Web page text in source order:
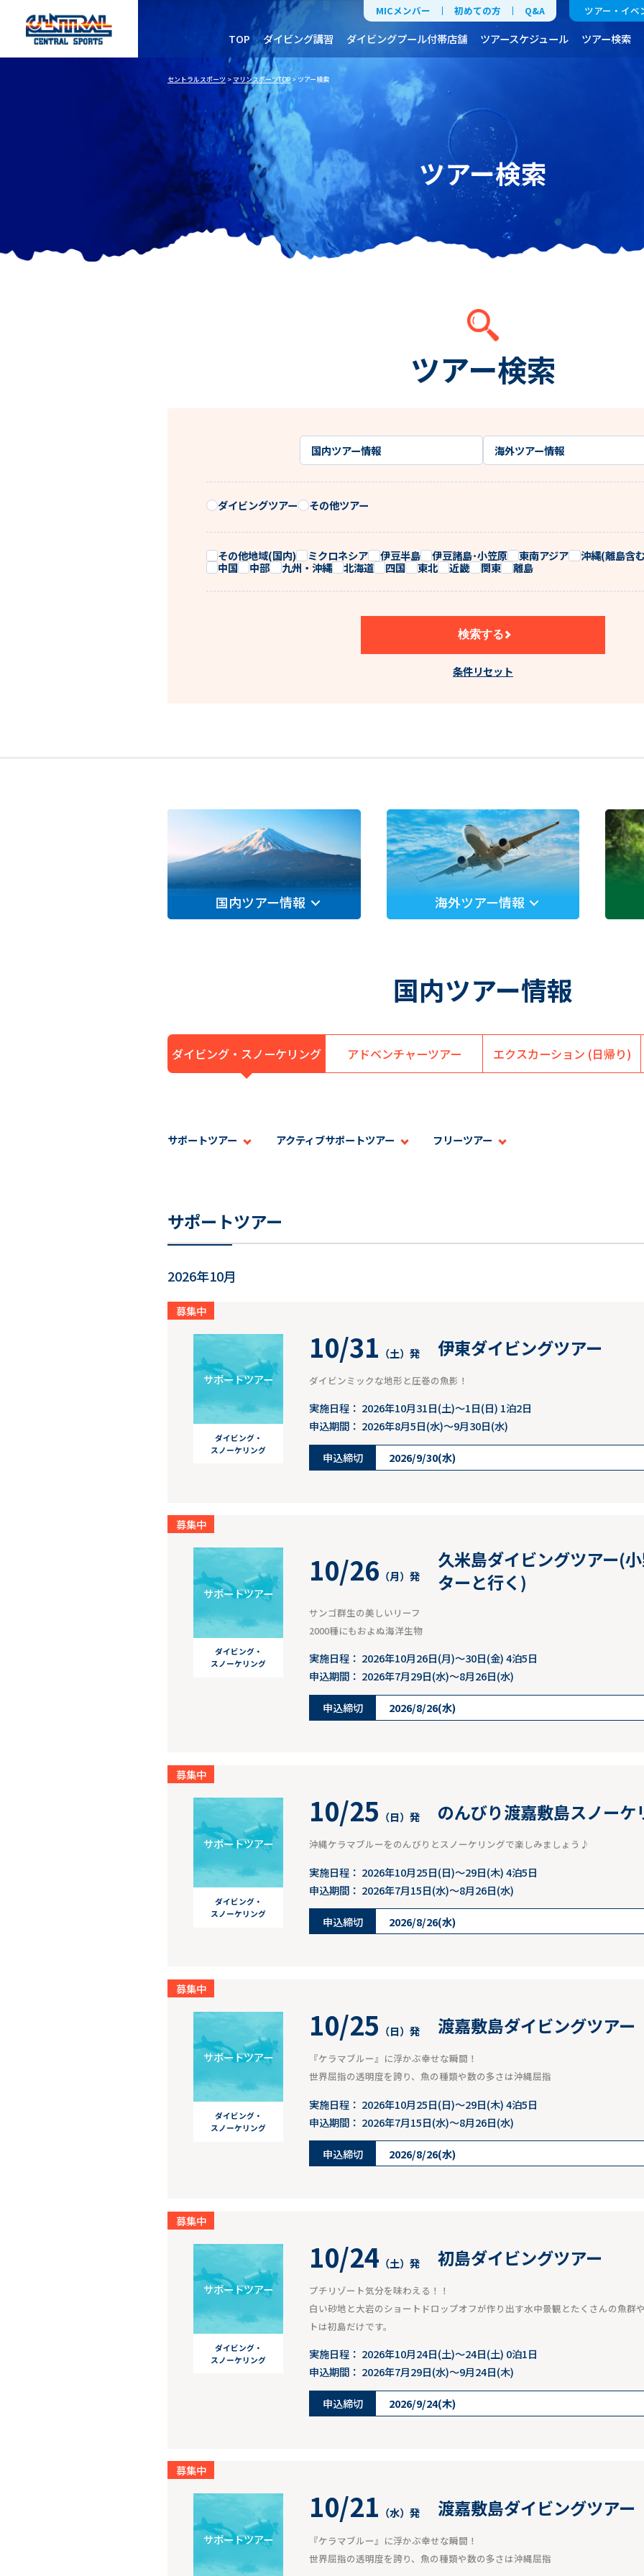
MICメンバー 初めての方 Q&A ツアー・イベ
TOP ダイビング講習 ダイビングプール付帯店舗 ツアースケジュール ツアー検索
セントラルスポーツ >マリンスポーツTOP> ツアー検索
ツアー検索
ツアー検索
国内ツアー情報 海外ツアー情報
ダイビングツアー その他ツアー
その他地域(国内) ミクロネシア 伊豆半島 伊豆諸島･小笠原 東南アジア 沖縄(離島含
中国 中部 九州・沖縄 北海道 四国 東北 近畿 関東 離島
検索する
条件リセット
国内ツアー情報 海外ツアー情報
国内ツアー情報
ダイビング・スノーケリング アドベンチャーツアー エクスカーション (日帰り)
サポートツアー アクティブサポートツアー フリーツアー
サポートツアー
2026年10月
募集中
サポートツアー
ダイビング・
スノーケリング
10/31 （土）発 伊東ダイビングツアー
ダイビンミックな地形と圧巻の魚影！
実施日程： 2026年10月31日(土)～1日(日) 1泊2日
申込期間： 2026年8月5日(水)～9月30日(水)
申込締切 2026/9/30(水)
募集中
サポートツアー
ダイビング・
スノーケリング
10/26 （月）発
久米島ダイビングツアー(
ターと行く)
サンゴ群生の美しいリーフ
2000種にもおよぬ海洋生物
実施日程： 2026年10月26日(月)～30日(金) 4泊5日
申込期間： 2026年7月29日(水)～8月26日(水)
申込締切 2026/8/26(水)
募集中
サポートツアー
ダイビング・
スノーケリング
10/25 （日）発 のんびり渡嘉敷島スノーケ
沖縄ケラマブルーをのんびりとスノーケリングで楽しみましょう♪
実施日程： 2026年10月25日(日)～29日(木) 4泊5日
申込期間： 2026年7月15日(水)～8月26日(水)
申込締切 2026/8/26(水)
募集中
サポートツアー
ダイビング・
スノーケリング
10/25 （日）発 渡嘉敷島ダイビングツアー
『ケラマブルー』に浮かぶ幸せな瞬間！
世界屈指の透明度を誇り、魚の種類や数の多さは沖縄屈指
実施日程： 2026年10月25日(日)～29日(木) 4泊5日
申込期間： 2026年7月15日(水)～8月26日(水)
申込締切 2026/8/26(水)
募集中
サポートツアー
ダイビング・
スノーケリング
10/24 （土）発 初島ダイビングツアー
プチリゾート気分を味わえる！！
白い砂地と大岩のショートドロップオフが作り出す水中景観とたくさんの魚群
トは初島だけです。
実施日程： 2026年10月24日(土)～24日(土) 0泊1日
申込期間： 2026年7月29日(水)～9月24日(木)
申込締切 2026/9/24(木)
募集中
サポートツアー
10/21 （水）発 渡嘉敷島ダイビングツアー
『ケラマブルー』に浮かぶ幸せな瞬間！
世界屈指の透明度を誇り、魚の種類や数の多さは沖縄屈指